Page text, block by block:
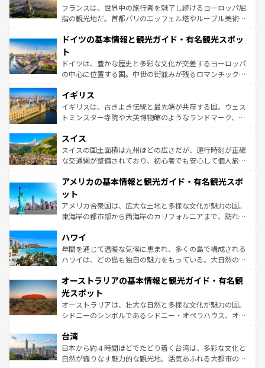
る。首都マドリードの洗練された雰囲気や、バルセロナの
アートに溢れた街角から、地方では古代ローマ遺跡や中世
せる。地方によって風土や気候が異なるスペインはその個
ンテンツ一覧 を参照してほしい。
フランスは、世界中の旅行者を魅了し続けるヨーロッパ屈
指の観光地だ。首都パリのエッフェル塔やルーブル美術館
で、幅広い魅力が詰まっている。華麗な宮殿、歴史的な大
聖堂、美しいビーチ、そして豊かな自然が、訪れる者を心
から魅了する。また、フランスは美食の国としても知ら
れ、フランス料理はユネスコ無形文化遺産にも登録されて
香り高いラベンダー畑など、多彩な楽しみ方が可能だ。さ
らに、パリ以外の地域にも魅力が溢れており、どの街角に
も豊かな歴史と文化が息づいている。パリ以外の個性あふ
を参照してほしい。
ドイツの基本情報と観光ガイド・有名観光スポッ
ト
ドイツは、豊かな歴史と多彩な文化が交差するヨーロッパ
の中心に位置する国。中世の街並みが残るロマンチック街
顔を持つこの国は、どこを歩いても飽きることがない。ベ
ルリンの文化的活気、バイエルン州のアルプスの絶景、そ
してライン川沿いのワイン畑といった風景は必見。ビール
は、お酒好きな人にはぜひ体験してほしい。 なお、新着の
ドイツ情報はコンテンツ一覧を参照してほしい。
イギリス
イギリスは、古きよき伝統と最先端が共存する国。ウェス
トミンスター寺院や大英博物館のようなランドマーク、歴
リアごとに異なる魅力がある。また、優雅なアフタヌーン
ティー、ビール好きにはたまらない英国パブ、サッカー観
戦など、本場だからこそできる体験も豊富。イギリスを旅
ンツ一覧を参照してほしい。
スイス
スイスの国土面積は九州ほどの広さだが、運行時刻が正確
な交通網が整備されており、初心者でも安心して個人旅行
の建物がそのまま残る町や、スイスならではのユニークな
博物館もあり、アルプス観光だけでなく町歩きも満喫する
ことができる。国民の所得が高いため物価も高いが、旅行
者向けの交通パス提供のサービスもあり、うまく活用すれ
着のスイス情報は
アメリカの基本情報と観光ガイド・有名観光スポ
ット
アメリカ合衆国は、広大な土地と多様な文化が魅力の国。
東海岸の都市部から西海岸のカリフォルニアまで、訪れる
のような巨大都市は、観光、ショッピング、エンターテイ
ンメントが詰まった刺激的なスポットだ。一方、アメリカ
西部には大自然が広がり、グランドキャニオンやイエロー
部のニューオーリンズでは、音楽と美食が融合した独特の
文化が魅力。旅行者はアメリカの各地域で異なる魅力を楽
しみながら、その多様性と豊かな歴史を感じることができ
るだろう。車でのロードトリップや列車の旅も、アメリカ
情報は
ハワイ
年間を通じて温暖な気候に恵まれ、多くの島で構成される
ハワイは、どの島も独自の魅力をもっている。大自然の神
ワイ島は見逃せない。また、定番の観光地といえばオアフ
島だが、静かな自然を求めるならマウイ島やカウアイ島が
おすすめ。エメラルドグリーンに輝く海をはじめ、豊かな
文化や歴史が息づいている。「アロハスピリット」と呼ば
人々、おいしいローカルフードやハワイアンミュージッ
ク、伝統的なフラダンスなど、すべてがハワイの魅力を彩
っている。訪れるたびに新しい発見と感動が待っているハ
オーストラリアの基本情報と観光ガイド・有名観
光スポット
オーストラリアは、壮大な自然と多様な文化が魅力の国。
シドニーのシンボルであるシドニー・オペラハウス、オー
リアリーフや大陸中央部にそびえるウルル（エアーズロッ
ク）、タスマニアの美しい原生林やケアンズの熱帯雨林な
ど、見どころがたくさん。また、カフェやワイン、オージ
台湾
日本から約４時間ほどでたどり着く台湾は、多彩な文化と
自然が織りなす魅力的な観光地。活気あふれる大都市の台